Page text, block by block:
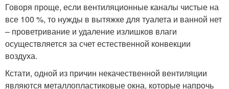
Говоря проще, если вентиляционные каналы чистые на
все 100 %, то нужды в вытяжке для туалета и ванной нет
– проветривание и удаление излишков влаги
осуществляется за счет естественной конвекции
воздуха.
Кстати, одной из причин некачественной вентиляции
являются металлопластиковые окна, которые напрочь